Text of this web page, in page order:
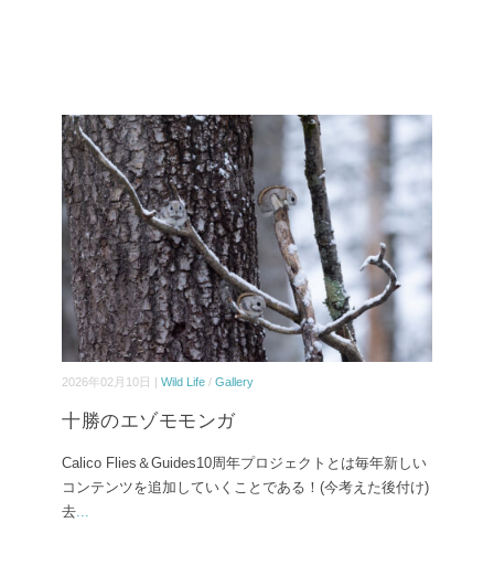
2026年02月10日 | Wild Life / Gallery
十勝のエゾモモンガ
Calico Flies＆Guides10周年プロジェクトとは毎年新しい
コンテンツを追加していくことである！(今考えた後付け)
去